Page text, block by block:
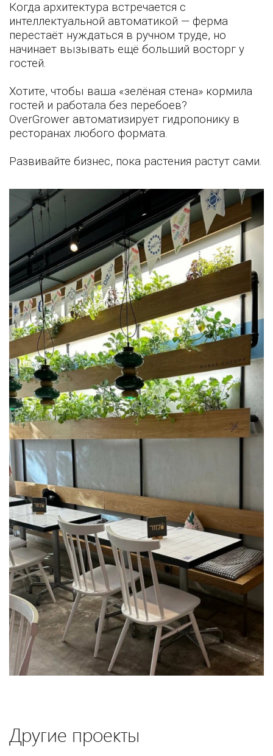
Когда архитектура встречается с
интеллектуальной автоматикой — ферма
перестаёт нуждаться в ручном труде, но
начинает вызывать ещё больший восторг у
гостей.
Хотите, чтобы ваша «зелёная стена» кормила
гостей и работала без перебоев?
OverGrower автоматизирует гидропонику в
ресторанах любого формата.
Развивайте бизнес, пока растения растут сами.
Другие проекты